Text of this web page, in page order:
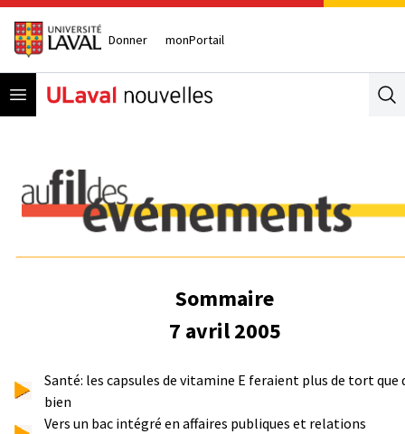
Donner monPortail
Open menu
Sommaire
7 avril 2005
Santé: les capsules de vitamine E feraient plus de tort que
bien
Vers un bac intégré en affaires publiques et relations